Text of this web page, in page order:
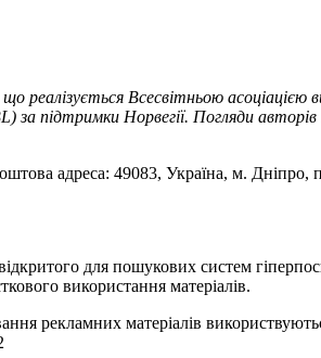
Всесвітньою асоціацією
підтримки Норвегії. Погляди авторів
адреса: 49083, Україна, м. Дніпро,
для пошукових систем
використання матеріалів.
рекламних матеріалів